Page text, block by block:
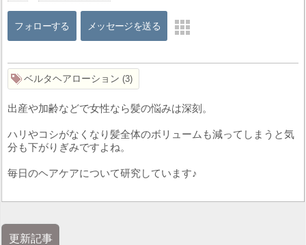
フォローする メッセージを送る
ベルタヘアローション 3
出産や加齢などで女性なら髪の悩みは深刻。
ハリやコシがなくなり髪全体のボリュームも減ってしまうと気
分も下がりぎみですよね。
毎日のヘアケアについて研究しています♪
更新記事